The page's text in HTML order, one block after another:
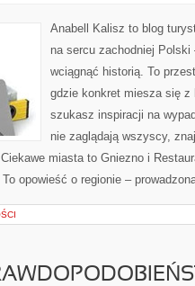
Anabell Kalisz to blog
na sercu zachodniej
wciągnąć historią. To
gdzie konkret miesza się
szukasz inspiracji na
nie zaglądają wszyscy,
miasta to Gniezno i
opowieść o regionie –